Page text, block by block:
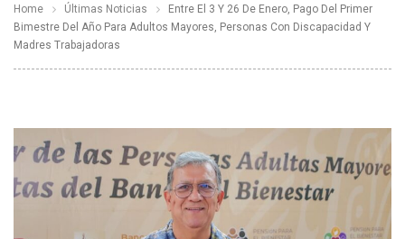
Home Últimas Noticias
Entre El 3 Y 26 De Enero, Pago Del Primer
Bimestre Del Año Para Adultos Mayores, Personas Con Discapacidad Y
Madres Trabajadoras